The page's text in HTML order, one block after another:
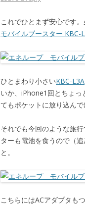
これでひとまず安心です
モバイルブースター KBC-
ひとまわり小さいKBC-L3A
いか、iPhone1回とちょっ
てもポケットに放り込ん
それでも今回のような旅
ターも電池を食うので（
と。
こちらにはACアダプタも